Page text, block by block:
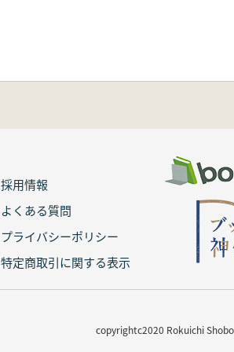
採用情報
よくある質問
プライバシーポリシー
特定商取引に関する表示
copyrightc2020 Rokuichi